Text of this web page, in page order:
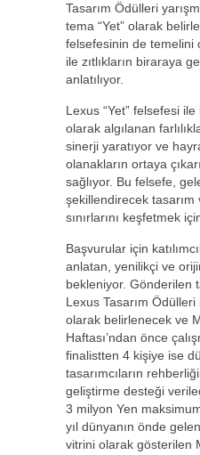
Tasarım Ödülleri
tema “Yet” olarak
felsefesinin de temelini
ile zıtlıkların biraraya
anlatılıyor.
Lexus “Yet” felsefesi
olarak algılanan
sinerji yaratıyor ve
olanakların ortaya
sağlıyor. Bu felsefe,
şekillendirecek
sınırlarını keşfetmek
Başvurular için
anlatan, yenilikçi ve
bekleniyor. Gönderilen
Lexus Tasarım
olarak belirlenecek ve
Haftası’ndan önce
finalistten 4 kişiye ise
tasarımcıların
geliştirme desteği
3 milyon Yen
yıl dünyanın önde
vitrini olarak gösterilen